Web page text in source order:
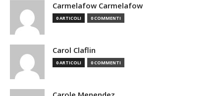
Carmelafow Carmelafow
0 ARTICOLI 0 COMMENTI
Carol Claflin
0 ARTICOLI 0 COMMENTI